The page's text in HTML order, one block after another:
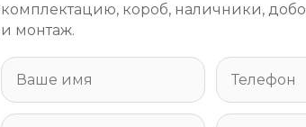
комплектацию, короб, наличники,
и монтаж.